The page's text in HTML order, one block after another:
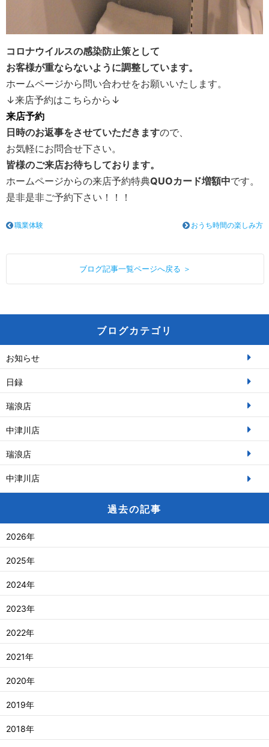
コロナウイルスの感染防止策として
お客様が重ならないように調整しています。
ホームページから問い合わせをお願いいたします。
↓来店予約はこちらから↓
来店予約
日時のお返事をさせていただきますので、
お気軽にお問合せ下さい。
皆様のご来店お待ちしております。
ホームページからの来店予約特典QUOカード増額中です。
是非是非ご予約下さい！！！
職業体験 おうち時間の楽しみ方
ブログ記事一覧ページへ戻る ＞
ブログカテゴリ
お知らせ
日録
瑞浪店
中津川店
瑞浪店
中津川店
過去の記事
2026年
2025年
2024年
2023年
2022年
2021年
2020年
2019年
2018年